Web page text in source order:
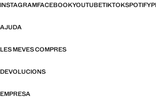
INSTAGRAMFACEBOOKYOUTUBETIKTOKSPOTIFY
AJUDA
LES MEVES COMPRES
DEVOLUCIONS
EMPRESA